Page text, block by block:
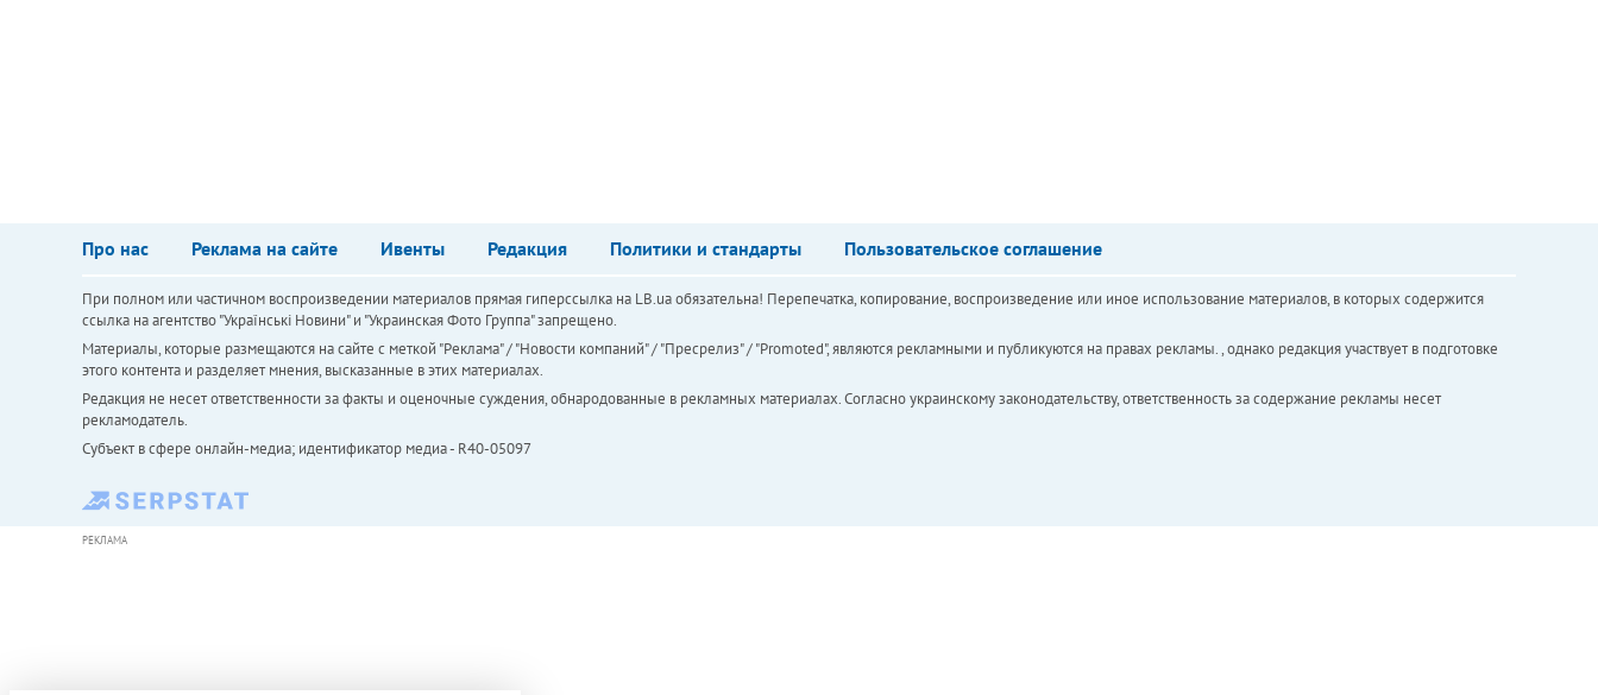
Про нас Реклама на сайте Ивенты Редакция Политики и стандарты Пользовательское соглашение
При полном или частичном воспроизведении материалов прямая гиперссылка на LB.ua обязательна! Перепечатка, копирование, воспроизведение или иное использование материалов, в которых содержится
ссылка на агентство "Українськi Новини" и "Украинская Фото Группа" запрещено.
Материалы, которые размещаются на сайте с меткой "Реклама" / "Новости компаний" / "Пресрелиз" / "Promoted", являются рекламными и публикуются на правах рекламы. , однако редакция участвует в подготовке
этого контента и разделяет мнения, высказанные в этих материалах.
Редакция не несет ответственности за факты и оценочные суждения, обнародованные в рекламных материалах. Согласно украинскому законодательству, ответственность за содержание рекламы несет
рекламодатель.
Субъект в сфере онлайн-медиа; идентификатор медиа - R40-05097
РЕКЛАМА